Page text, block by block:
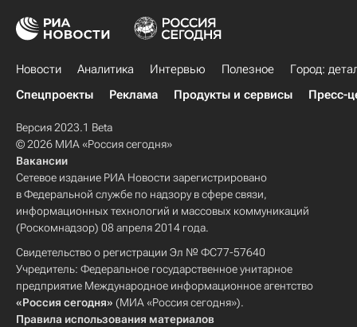
Новости Аналитика Интервью Полезное
Город:
Спецпроекты
Реклама Продукты и сервисы Пресс-
Версия 2023.1 Beta
© 2026 МИА «Россия сегодня»
Вакансии
Сетевое издание РИА Новости зарегистрировано
в Федеральной службе по надзору в сфере связи,
информационных технологий и массовых коммуникаций
(Роскомнадзор) 08 апреля 2014 года.
Свидетельство о регистрации Эл № ФС77-57640
Учредитель: Федеральное государственное унитарное
предприятие Международное информационное агентство
«Россия сегодня» (МИА «Россия сегодня»).
Правила использования материалов